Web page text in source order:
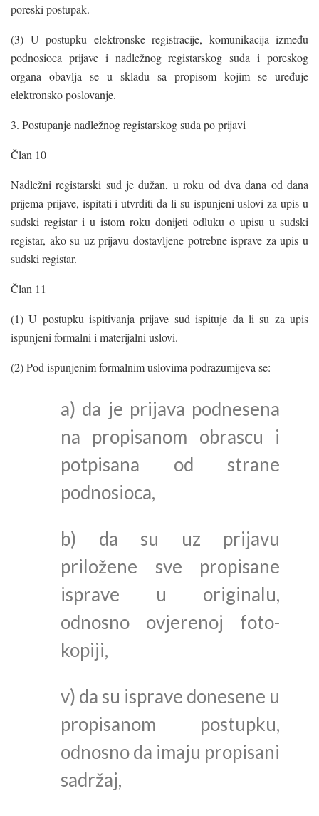
poreski postupak.
(3) U postupku elektronske registracije, komunikacija između
podnosioca prijave i nadležnog registarskog suda i poreskog
organa obavlja se u skladu sa propisom kojim se uređuje
elektronsko poslovanje.
3. Postupanje nadležnog registarskog suda po prijavi
Član 10
Nadležni registarski sud je dužan, u roku od dva dana od dana
prijema prijave, ispitati i utvrditi da li su ispunjeni uslovi za upis u
sudski registar i u istom roku donijeti odluku o upisu u sudski
registar, ako su uz prijavu dostavljene potrebne isprave za upis u
sudski registar.
Član 11
(1) U postupku ispitivanja prijave sud ispituje da li su za upis
ispunjeni formalni i materijalni uslovi.
(2) Pod ispunjenim formalnim uslovima podrazumijeva se:
a) da je prijava podnesena
na propisanom obrascu i
potpisana od strane
podnosioca,
b) da su uz prijavu
priložene sve propisane
isprave u originalu,
odnosno ovjerenoj foto-
kopiji,
v) da su isprave donesene u
propisanom postupku,
odnosno da imaju propisani
sadržaj,